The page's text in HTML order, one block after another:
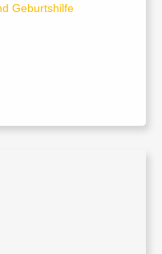
Geburtshilfe